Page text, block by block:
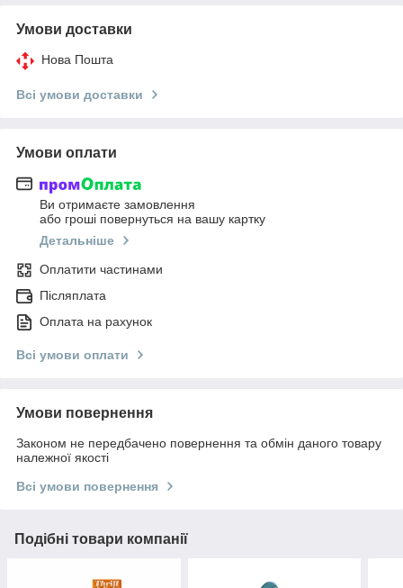
Умови доставки
Нова Пошта
Всі умови доставки
Умови оплати
Ви отримаєте замовлення
або гроші повернуться на вашу картку
Детальніше
Оплатити частинами
Післяплата
Оплата на рахунок
Всі умови оплати
Умови повернення
Законом не передбачено повернення та обмін даного товару
належної якості
Всі умови повернення
Подібні товари компанії